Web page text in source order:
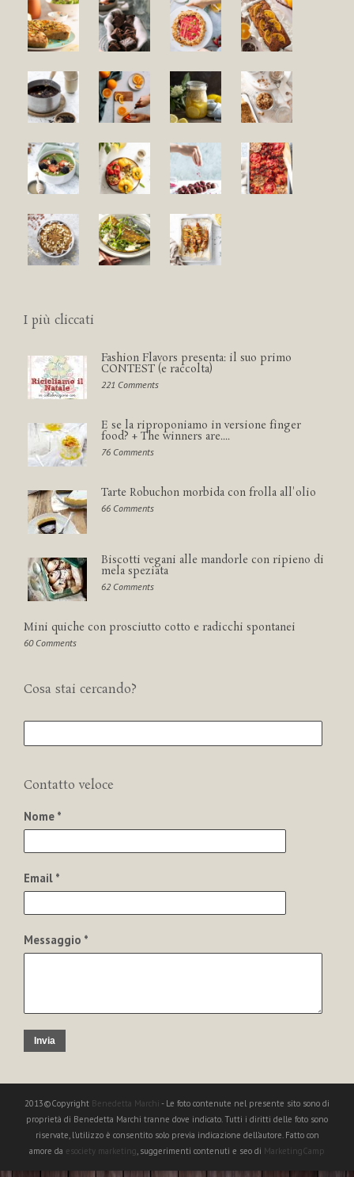
I più cliccati
Fashion Flavors presenta: il suo primo
CONTEST (e raccolta)
221 Comments
E se la riproponiamo in versione finger
food? + The winners are....
76 Comments
Tarte Robuchon morbida con frolla all'olio
66 Comments
Biscotti vegani alle mandorle con ripieno di
mela speziata
62 Comments
Mini quiche con prosciutto cotto e radicchi spontanei
60 Comments
Cosa stai cercando?
Contatto veloce
Nome *
Email *
Messaggio *
Invia
2013©Copyright Benedetta Marchi - Le foto contenute nel presente sito sono di
proprietà di Benedetta Marchi tranne dove indicato. Tutti i diritti delle foto sono
riservate, l'utilizzo è consentito solo previa indicazione dell'autore. Fatto con
amore da esociety marketing, suggerimenti contenuti e seo di MarketingCamp